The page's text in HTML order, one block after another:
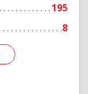
195
8